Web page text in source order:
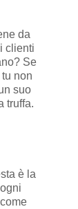
da
clienti
Se
non
suo
truffa.
è la